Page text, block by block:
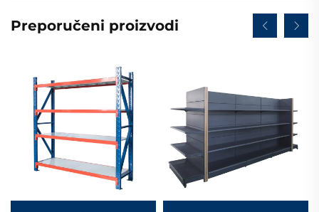
Preporučeni proizvodi